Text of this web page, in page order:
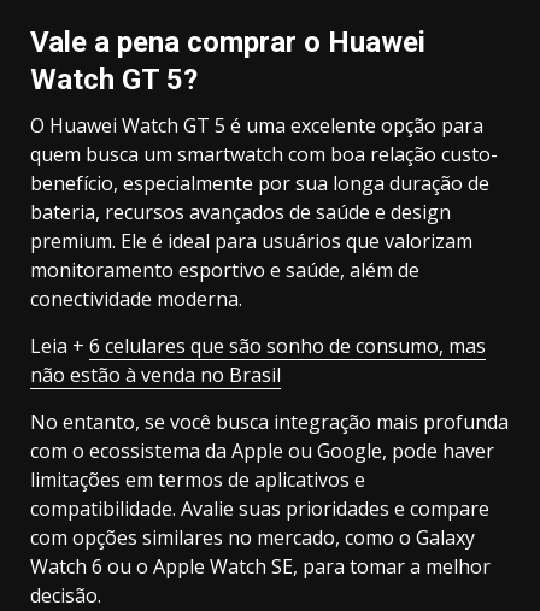
Vale a pena comprar o Huawei
Watch GT 5?
O Huawei Watch GT 5 é uma excelente opção para
quem busca um smartwatch com boa relação custo-
benefício, especialmente por sua longa duração de
bateria, recursos avançados de saúde e design
premium. Ele é ideal para usuários que valorizam
monitoramento esportivo e saúde, além de
conectividade moderna.
Leia + 6 celulares que são sonho de consumo, mas
não estão à venda no Brasil
No entanto, se você busca integração mais profunda
com o ecossistema da Apple ou Google, pode haver
limitações em termos de aplicativos e
compatibilidade. Avalie suas prioridades e compare
com opções similares no mercado, como o Galaxy
Watch 6 ou o Apple Watch SE, para tomar a melhor
decisão.